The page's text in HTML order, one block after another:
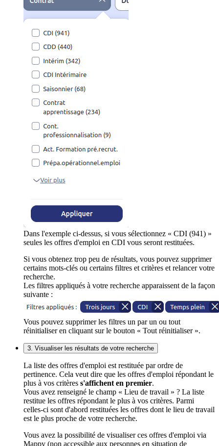
Dans l'exemple ci-dessus, si vous sélectionnez « CDI (941) »
seules les offres d'emploi en CDI vous seront restituées.
Si vous obtenez trop peu de résultats, vous pouvez supprimer
certains mots-clés ou certains filtres et critères et relancer votre
recherche.
Les filtres appliqués à votre recherche apparaissent de la façon
suivante :
Vous pouvez supprimer les filtres un par un ou tout
réinitialiser en cliquant sur le bouton « Tout réinitialiser ».
3. Visualiser les résultats de votre recherche
La liste des offres d'emploi est restituée par ordre de
pertinence. Cela veut dire que les offres d'emploi répondant le
plus à vos critères s'affichent en premier.
Vous avez renseigné le champ « Lieu de travail » ? La liste
restitue les offres répondant le plus à vos critères. Parmi
celles-ci sont d'abord restituées les offres dont le lieu de travail
est le plus proche de votre recherche.
Vous avez la possibilité de visualiser ces offres d'emploi via
Mappy (non accessible aux personnes en situation de